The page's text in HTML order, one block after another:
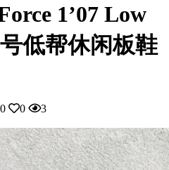
1’07 Low
低帮休闲板鞋
0 0 3